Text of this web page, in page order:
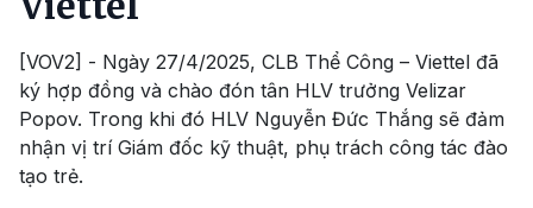
[VOV2] - Ngày 27/4/2025, CLB Thể Công – Viettel đã
ký hợp đồng và chào đón tân HLV trưởng Velizar
Popov. Trong khi đó HLV Nguyễn Đức Thắng sẽ đảm
nhận vị trí Giám đốc kỹ thuật, phụ trách công tác đào
tạo trẻ.